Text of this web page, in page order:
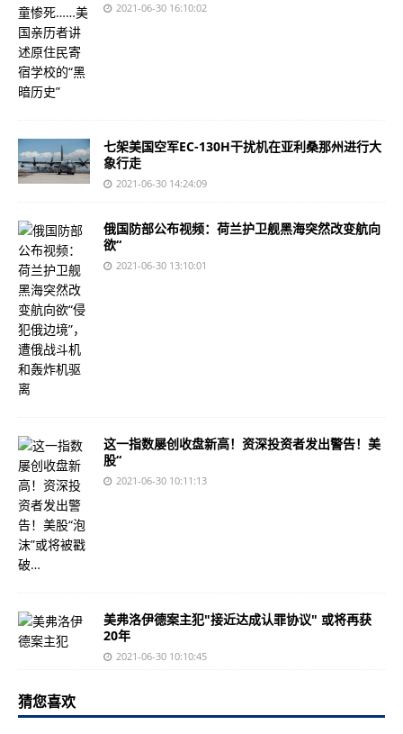
2021-06-30 16:10:02
七架美国空军EC-130H干扰机在亚利桑那州进行大
象行走
2021-06-30 14:24:09
俄国防部公布视频：荷兰护卫舰黑海突然改变航向
欲“
2021-06-30 13:10:01
这一指数屡创收盘新高！资深投资者发出警告！美
股“
2021-06-30 10:11:13
美弗洛伊德案主犯"接近达成认罪协议" 或将再获
20年
2021-06-30 10:10:45
猜您喜欢